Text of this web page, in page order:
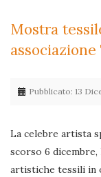
Mostra
Pubblicato: 13
La celebre artista
scorso 6
artistiche tessili in